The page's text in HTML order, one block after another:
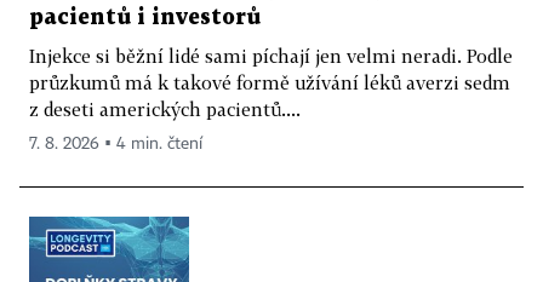
pacientů i investorů
Injekce si běžní lidé sami píchají jen velmi neradi. Podle
průzkumů má k takové formě užívání léků averzi sedm
z deseti amerických pacientů....
7. 8. 2026 ▪ 4 min. čtení